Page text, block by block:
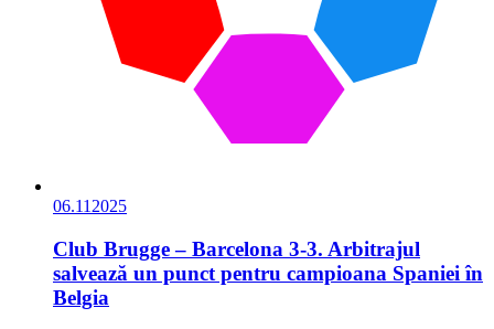
06.11 2025
Club Brugge – Barcelona 3-3. Arbitrajul
salvează un punct pentru campioana Spaniei în
Belgia